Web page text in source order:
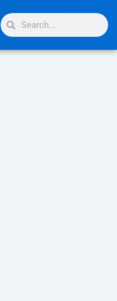
SearchSearch